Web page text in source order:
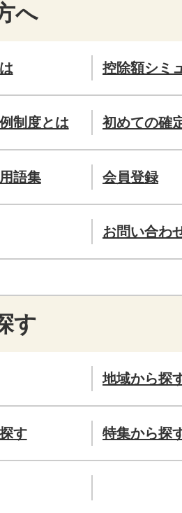
へ
控除額シミ
制度とは 初めての確
語集 会員登録
お問い合わ
す
地域から探
す 特集から探